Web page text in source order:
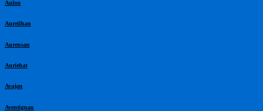
Aulon
Aureilhan
Aurensan
Auriebat
Avajan
Aventignan